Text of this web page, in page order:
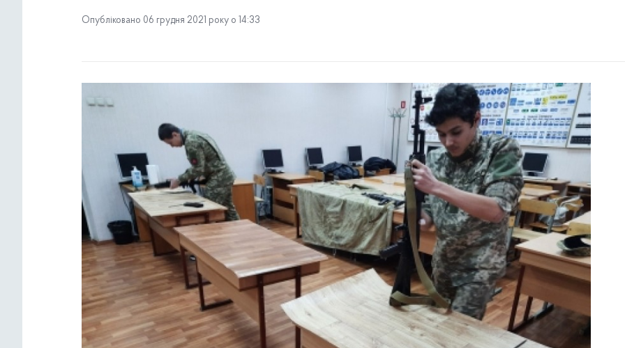
Опубліковано 06 грудня 2021 року о 14:33